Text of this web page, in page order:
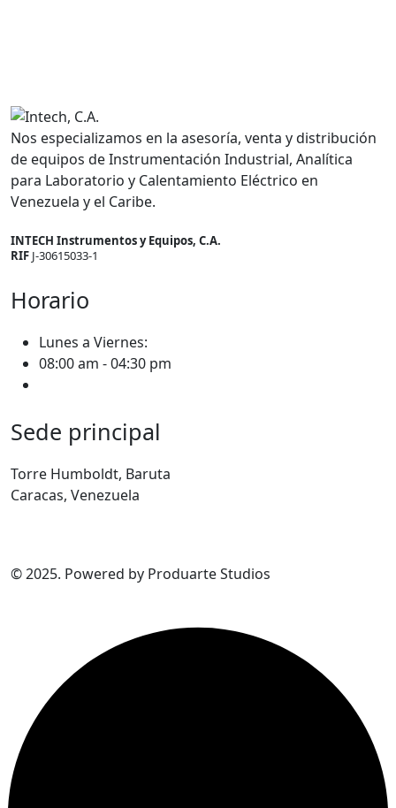
Nos especializamos en la asesoría, venta y distribución
de equipos de Instrumentación Industrial, Analítica
para Laboratorio y Calentamiento Eléctrico en
Venezuela y el Caribe.
INTECH Instrumentos y Equipos, C.A.
RIF J-30615033-1
Horario
Lunes a Viernes:
08:00 am - 04:30 pm
Sede principal
Torre Humboldt, Baruta
Caracas, Venezuela
© 2025. Powered by Produarte Studios